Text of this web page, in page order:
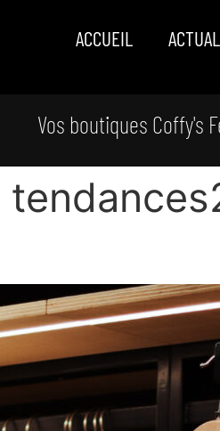
ACCUEIL
Vos boutiques Coffy's